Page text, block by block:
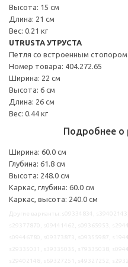
Высота: 15 см
Длина: 21 см
Вес: 0.21 кг
UTRUSTA УТРУСТА
Петля со встроенным стопором
Номер товара: 404.272.65
Ширина: 22 см
Высота: 6 см
Длина: 26 см
Вес: 0.44 кг
Подробнее о
Ширина: 60.0 см
Глубина: 61.8 см
Высота: 248.0 см
Каркас, глубина: 60.0 см
Каркас, высота: 240.0 см